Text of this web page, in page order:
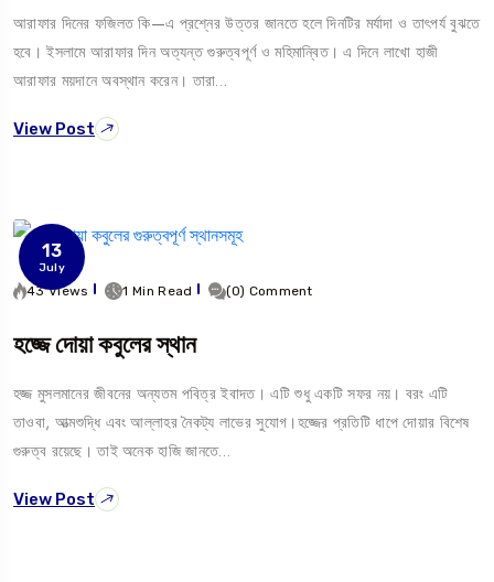
আরাফার দিনের ফজিলত কি—এ প্রশ্নের উত্তর জানতে হলে দিনটির মর্যাদা ও তাৎপর্য বুঝতে
হবে। ইসলামে আরাফার দিন অত্যন্ত গুরুত্বপূর্ণ ও মহিমান্বিত। এ দিনে লাখো হাজী
আরাফার ময়দানে অবস্থান করেন। তারা…
View Post
13
July
43 Views 1 Min Read (0) Comment
হজ্জে দোয়া কবুলের স্থান
হজ্জ মুসলমানের জীবনের অন্যতম পবিত্র ইবাদত। এটি শুধু একটি সফর নয়। বরং এটি
তাওবা, আত্মশুদ্ধি এবং আল্লাহর নৈকট্য লাভের সুযোগ।হজ্জের প্রতিটি ধাপে দোয়ার বিশেষ
গুরুত্ব রয়েছে। তাই অনেক হাজি জানতে…
View Post